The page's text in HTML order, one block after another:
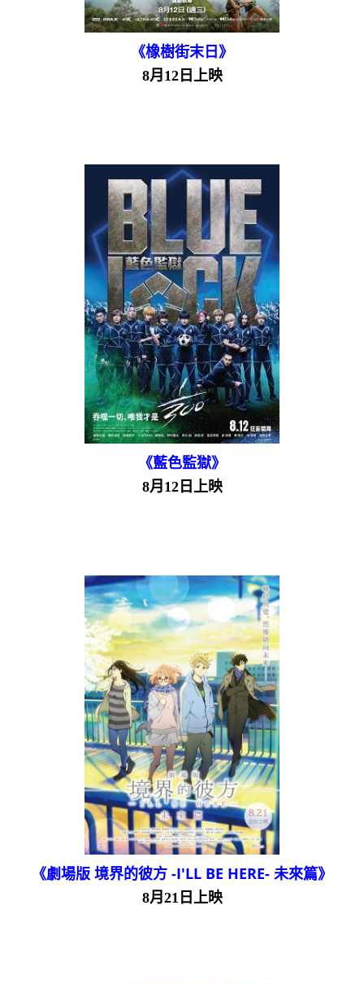
《橡樹街末日》
8月12日上映
《藍色監獄》
8月12日上映
《劇場版 境界的彼方 -I'LL BE HERE- 未來篇》
8月21日上映